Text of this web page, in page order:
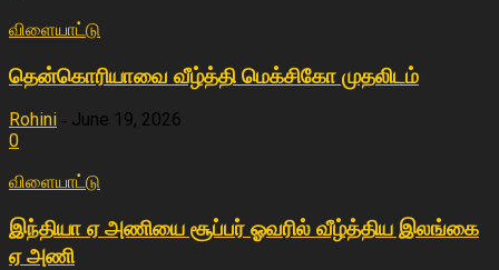
விளையா‌ட்டு
தென்கொரியாவை வீழ்த்தி மெக்சிகோ முதலிடம்
Rohini - June 19, 2026
0
விளையா‌ட்டு
இந்தியா ஏ அணியை சூப்பர் ஓவரில் வீழ்த்திய இலங்கை
ஏ அணி